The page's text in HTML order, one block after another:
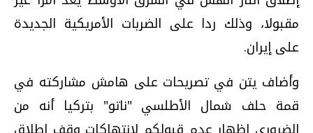
مقبولا، وذلك ردا على الضربات الأمريكية الجديدة
على إيران.
وأضاف يتن في تصريحات على هامش مشاركته في
قمة حلف شمال الأطلسي "ناتو" بتركيا أنه من